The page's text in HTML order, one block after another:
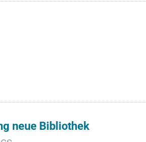
neue Bibliothek